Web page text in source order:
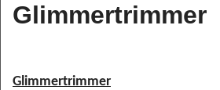
Glimmertrimmer
Glimmertrimmer